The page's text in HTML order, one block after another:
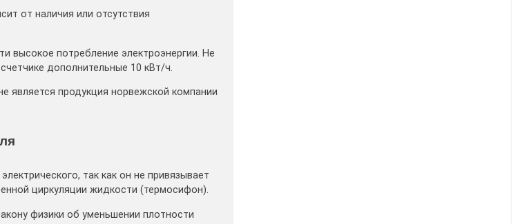
от наличия или отсутствия
высокое потребление электроэнергии. Не
дополнительные 10 кВт/ч.
является продукция норвежской компании
так как он не привязывает
циркуляции жидкости (термосифон).
физики об уменьшении плотности